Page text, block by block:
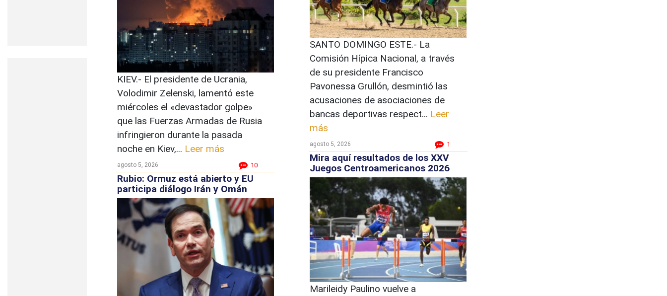
KIEV.- El presidente de Ucrania,
Volodimir Zelenski, lamentó este
miércoles el «devastador golpe»
que las Fuerzas Armadas de Rusia
infringieron durante la pasada
noche en Kiev,... Leer más
agosto 5, 2026 10
Rubio: Ormuz está abierto y EU
participa diálogo Irán y Omán
SANTO DOMINGO ESTE.- La
Comisión Hípica Nacional, a través
de su presidente Francisco
Pavonessa Grullón, desmintió las
acusaciones de asociaciones de
bancas deportivas respect... Leer
más
agosto 5, 2026 1
Mira aquí resultados de los XXV
Juegos Centroamericanos 2026
Marileidy Paulino vuelve a